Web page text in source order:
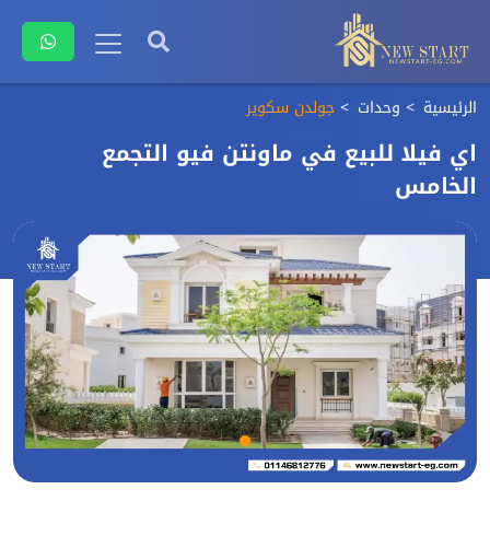
الرئيسية وحدات جولدن سكوير
اي فيلا للبيع في ماونتن فيو التجمع
الخامس